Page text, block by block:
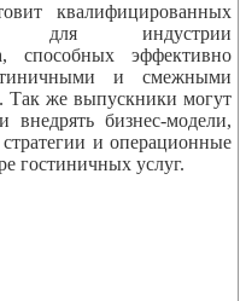
квалифицированных
для индустрии
способных эффективно
и смежными
Так же выпускники могут
внедрять бизнес‑модели,
и операционные
гостиничных услуг.